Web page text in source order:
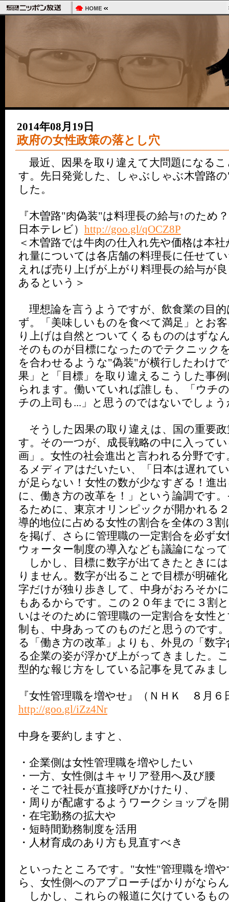
2014年08月19日
政府の女性政策の落とし穴
最近、因果を取り違えて大問題になる
す。先日発覚した、しゃぶしゃぶ木曽路
した。
『木曽路"肉偽装"は料理長の給与↑のた
日本テレビ） http://goo.gl/qOCZ8P
＜木曽路では牛肉の仕入れ先や価格は本
れ量については各店舗の料理長に任せて
えれば売り上げが上がり料理長の給与が
あるという＞
理想論を言うようですが、飲食業の目的
ず。「美味しいものを食べて満足」とお
り上げは自然とついてくるもののはずな
そのものが目標になったのでテクニック
を合わせるような"偽装"が横行したわけ
果」と「目標」を取り違えるこうした事
られます。働いていれば誰しも、「ウチ
チの上司も...」と思うのではないでしょう
そうした因果の取り違えは、国の重要
す。その一つが、成長戦略の中に入って
画」。女性の社会進出と言われる分野で
るメディアはだいたい、「日本は遅れて
が足らない！女性の数が少なすぎる！進
に、働き方の改革を！」という論調です
るために、東京オリンピックが開かれる
導的地位に占める女性の割合を全体の３
を掲げ、さらに管理職の一定割合を必ず
ウォーター制度の導入なども議論になっ
しかし、目標に数字が出てきたときに
りません。数字が出ることで目標が明確
字だけが独り歩きして、中身がおろそか
もあるからです。この２０年までに３割
いはそのために管理職の一定割合を女性
制も、中身あってのものだと思うのです
る「働き方の改革」よりも、外見の「数
る企業の姿が浮かび上がってきました。
型的な報じ方をしている記事を見てみま
『女性管理職を増やせ』（ＮＨＫ ８月６
http://goo.gl/iZz4Nr
中身を要約しますと、
・企業側は女性管理職を増やしたい
・一方、女性側はキャリア登用へ及び腰
・そこで社長が直接呼びかけたり、
・周りが配慮するようワークショップを
・在宅勤務の拡大や
・短時間勤務制度を活用
・人材育成のあり方も見直すべき
といったところです。"女性"管理職を増
ら、女性側へのアプローチばかりがなら
しかし、これらの報道に欠けているも